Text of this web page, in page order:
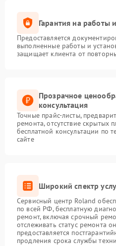
Гарантия на работы
Предоставляется
выполненные работы и
защищает клиента от
Прозрачное
консультация
Точные прайс-листы,
ремонта, отсутствие скрытых
бесплатной консультации по
сайте
Широкий спектр
Сервисный центр Roland
по всей РФ, бесплатную
ремонт, включая срочный
отслеживать статус ремонта
предоставляется
продления срока службы